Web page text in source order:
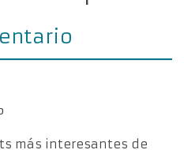
más interesantes de